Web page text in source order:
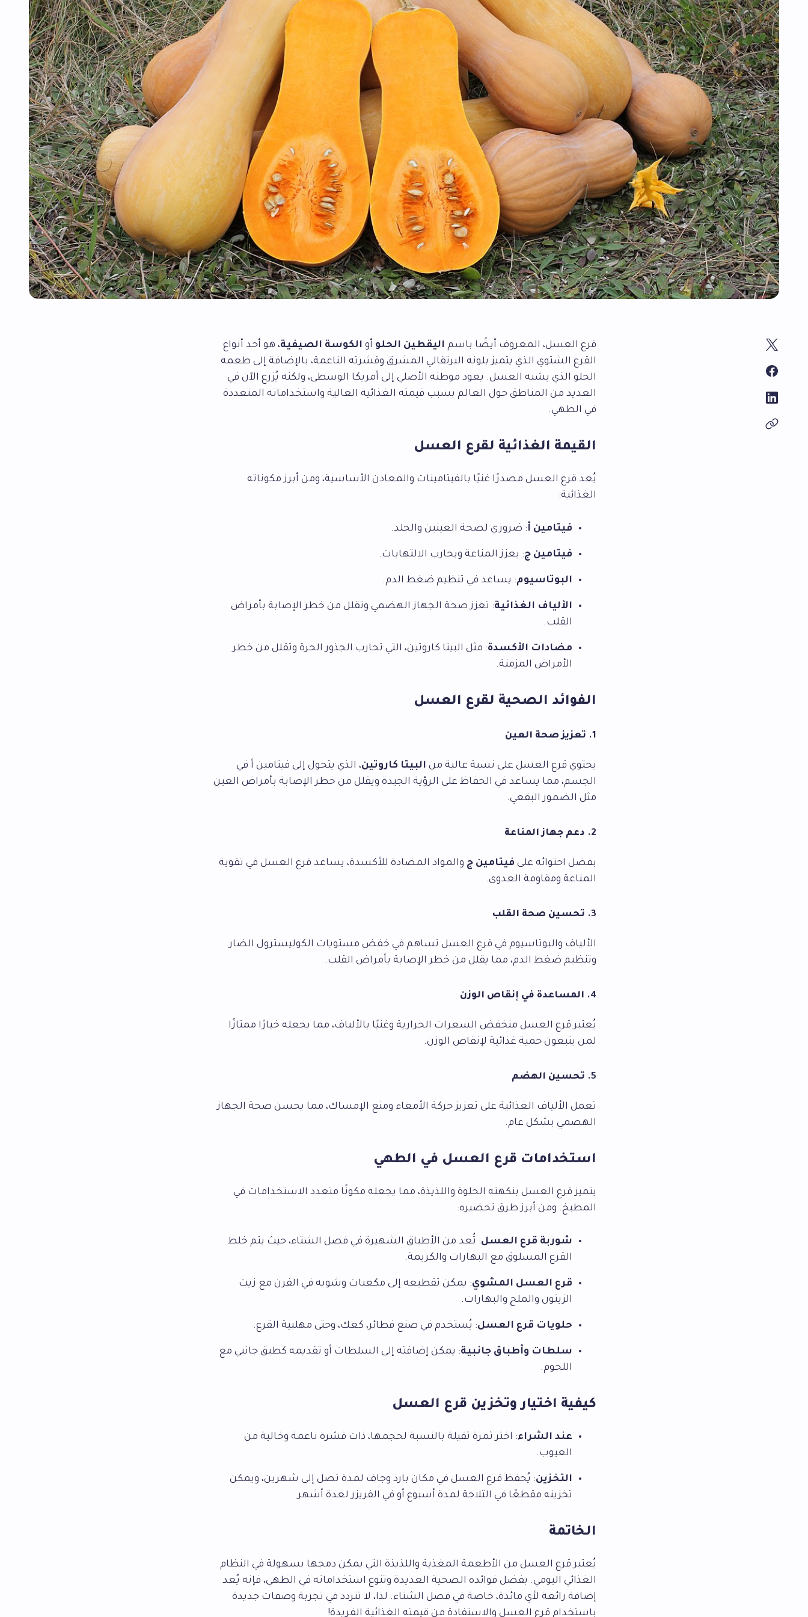
قرع العسل، المعروف أيضًا باسم اليقطين الحلو أو الكوسة الصيفية، هو أحد أنواع
القرع الشتوي الذي يتميز بلونه البرتقالي المشرق وقشرته الناعمة، بالإضافة إلى طعمه
الحلو الذي يشبه العسل. يعود موطنه الأصلي إلى أمريكا الوسطى، ولكنه يُزرع الآن في
العديد من المناطق حول العالم بسبب قيمته الغذائية العالية واستخداماته المتعددة
في الطهي.
القيمة الغذائية لقرع العسل
يُعد قرع العسل مصدرًا غنيًا بالفيتامينات والمعادن الأساسية، ومن أبرز مكوناته
الغذائية:
فيتامين أ: ضروري لصحة العينين والجلد.
فيتامين ج: يعزز المناعة ويحارب الالتهابات.
البوتاسيوم: يساعد في تنظيم ضغط الدم.
الألياف الغذائية: تعزز صحة الجهاز الهضمي وتقلل من خطر الإصابة بأمراض
القلب.
مضادات الأكسدة: مثل البيتا كاروتين، التي تحارب الجذور الحرة وتقلل من خطر
الأمراض المزمنة.
الفوائد الصحية لقرع العسل
1. تعزيز صحة العين
يحتوي قرع العسل على نسبة عالية من البيتا كاروتين، الذي يتحول إلى فيتامين أ في
الجسم، مما يساعد في الحفاظ على الرؤية الجيدة ويقلل من خطر الإصابة بأمراض العين
مثل الضمور البقعي.
2. دعم جهاز المناعة
بفضل احتوائه على فيتامين ج والمواد المضادة للأكسدة، يساعد قرع العسل في تقوية
المناعة ومقاومة العدوى.
3. تحسين صحة القلب
الألياف والبوتاسيوم في قرع العسل تساهم في خفض مستويات الكوليسترول الضار
وتنظيم ضغط الدم، مما يقلل من خطر الإصابة بأمراض القلب.
4. المساعدة في إنقاص الوزن
يُعتبر قرع العسل منخفض السعرات الحرارية وغنيًا بالألياف، مما يجعله خيارًا ممتازًا
لمن يتبعون حمية غذائية لإنقاص الوزن.
5. تحسين الهضم
تعمل الألياف الغذائية على تعزيز حركة الأمعاء ومنع الإمساك، مما يحسن صحة الجهاز
الهضمي بشكل عام.
استخدامات قرع العسل في الطهي
يتميز قرع العسل بنكهته الحلوة واللذيذة، مما يجعله مكونًا متعدد الاستخدامات في
المطبخ. ومن أبرز طرق تحضيره:
شوربة قرع العسل: تُعد من الأطباق الشهيرة في فصل الشتاء، حيث يتم خلط
القرع المسلوق مع البهارات والكريمة.
قرع العسل المشوي: يمكن تقطيعه إلى مكعبات وشويه في الفرن مع زيت
الزيتون والملح والبهارات.
حلويات قرع العسل: يُستخدم في صنع فطائر، كعك، وحتى مهلبية القرع.
سلطات وأطباق جانبية: يمكن إضافته إلى السلطات أو تقديمه كطبق جانبي مع
اللحوم.
كيفية اختيار وتخزين قرع العسل
عند الشراء: اختر ثمرة ثقيلة بالنسبة لحجمها، ذات قشرة ناعمة وخالية من
العيوب.
التخزين: يُحفظ قرع العسل في مكان بارد وجاف لمدة تصل إلى شهرين، ويمكن
تخزينه مقطعًا في الثلاجة لمدة أسبوع أو في الفريزر لعدة أشهر.
الخاتمة
يُعتبر قرع العسل من الأطعمة المغذية واللذيذة التي يمكن دمجها بسهولة في النظام
الغذائي اليومي. بفضل فوائده الصحية العديدة وتنوع استخداماته في الطهي، فإنه يُعد
إضافة رائعة لأي مائدة، خاصة في فصل الشتاء. لذا، لا تتردد في تجربة وصفات جديدة
باستخدام قرع العسل والاستفادة من قيمته الغذائية الفريدة!